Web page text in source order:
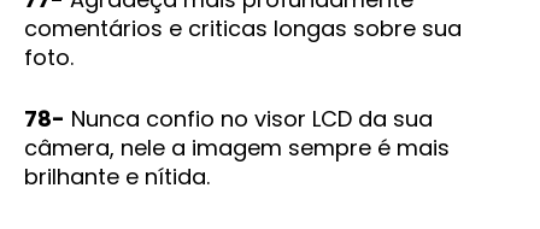
comentários e criticas longas sobre sua
foto.
78- Nunca confio no visor LCD da sua
câmera, nele a imagem sempre é mais
brilhante e nítida.